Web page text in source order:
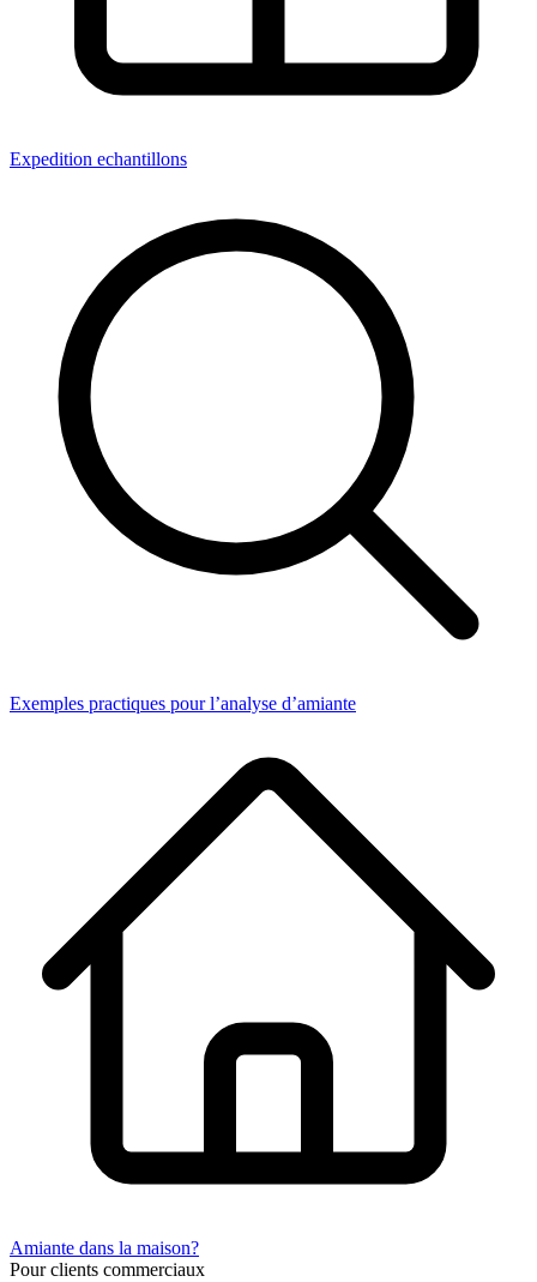
Expedition echantillons
Exemples practiques pour l’analyse d’amiante
Amiante dans la maison?
Pour clients commerciaux